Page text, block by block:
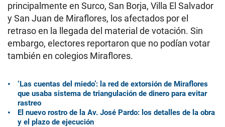
principalmente en Surco, San Borja, Villa El Salvador
y San Juan de Miraflores, los afectados por el
retraso en la llegada del material de votación. Sin
embargo, electores reportaron que no podían votar
también en colegios Miraflores.
‘Las cuentas del miedo’: la red de extorsión de Miraflores
que usaba sistema de triangulación de dinero para evitar
rastreo
El nuevo rostro de la Av. José Pardo: los detalles de la obra
y el plazo de ejecución